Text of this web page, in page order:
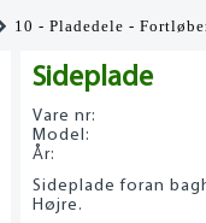
10 - Pladedele -
Sideplade
Vare nr:
Model:
År:
Sideplade foran
Højre.